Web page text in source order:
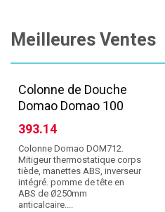
Meilleures Ventes
Colonne de Douche
Domao Domao 100
393.14
Colonne Domao DOM712.
Mitigeur thermostatique corps
tiède, manettes ABS, inverseur
intégré. pomme de tête en
ABS de Ø250mm
anticalcaire....